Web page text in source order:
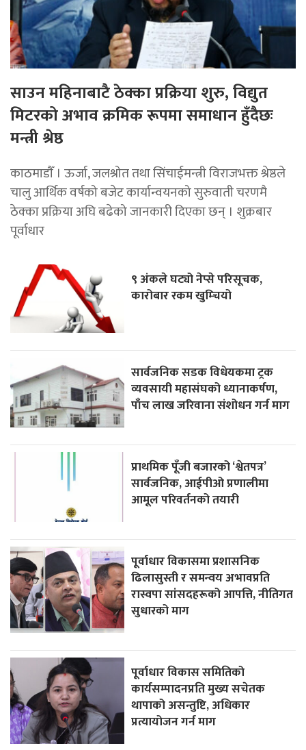
साउन महिनाबाटै ठेक्का प्रक्रिया शुरु, विद्युत
मिटरको अभाव क्रमिक रूपमा समाधान हुँदैछः
मन्त्री श्रेष्ठ
काठमाडाैँ । ऊर्जा, जलश्रोत तथा सिंचाईमन्त्री विराजभक्त श्रेष्ठले
चालु आर्थिक वर्षको बजेट कार्यान्वयनको सुरुवाती चरणमै
ठेक्का प्रक्रिया अघि बढेको जानकारी दिएका छन् । शुक्रबार
पूर्वाधार
९ अंकले घट्यो नेप्से परिसूचक,
कारोबार रकम खुम्चियो
सार्वजनिक सडक विधेयकमा ट्रक
व्यवसायी महासंघको ध्यानाकर्षण,
पाँच लाख जरिवाना संशोधन गर्न माग
प्राथमिक पूँजी बजारको ‘श्वेतपत्र’
सार्वजनिक, आईपीओ प्रणालीमा
आमूल परिवर्तनको तयारी
पूर्वाधार विकासमा प्रशासनिक
ढिलासुस्ती र समन्वय अभावप्रति
रास्वपा सांसदहरूको आपत्ति, नीतिगत
सुधारको माग
पूर्वाधार विकास समितिको
कार्यसम्पादनप्रति मुख्य सचेतक
थापाको असन्तुष्टि, अधिकार
प्रत्यायोजन गर्न माग